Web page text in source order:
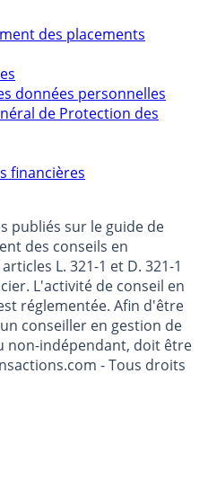
d’utilisation
des placements
données personnelles
de Protection des
publiés sur le guide de
des conseils en
L. 321-1 et D. 321-1
L'activité de conseil en
réglementée. Afin d'être
conseiller en gestion de
indépendant, doit être